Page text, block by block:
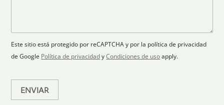
+
1
n
i
c
o
o
e
Este sitio está protegido por reCAPTCHA y por la política de privacidad
de Google Política de privacidad yCondiciones de uso apply.
ENVIAR